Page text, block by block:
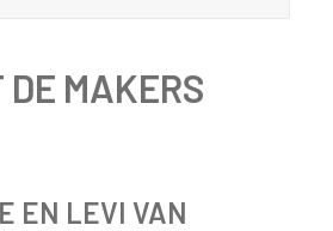
DE MAKERS
EN LEVI VAN